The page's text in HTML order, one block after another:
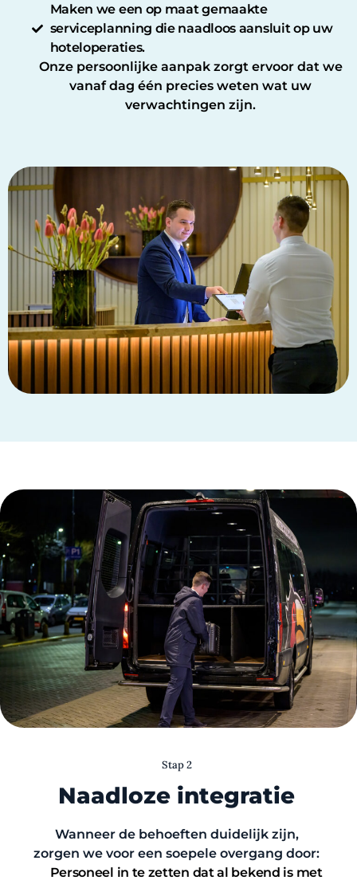
Maken we een op maat gemaakte
serviceplanning die naadloos aansluit op uw
hoteloperaties.
Onze persoonlijke aanpak zorgt ervoor dat we
vanaf dag één precies weten wat uw
verwachtingen zijn.
Stap 2
Naadloze integratie
Wanneer de behoeften duidelijk zijn,
zorgen we voor een soepele overgang door:
Personeel in te zetten dat al bekend is met